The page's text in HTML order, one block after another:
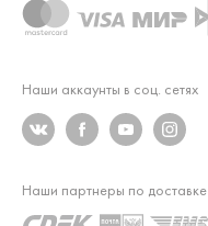
Наши аккаунты в соц. сетях
Наши партнеры по доставке